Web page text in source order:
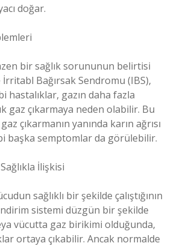
doğar.
bir sağlık sorununun belirtisi
Bağırsak Sendromu (IBS),
hastalıklar, gazın daha fazla
gaz çıkarmaya neden olabilir. Bu
çıkarmanın yanında karın ağrısı
başka semptomlar da görülebilir.
İlişkisi
sağlıklı bir şekilde çalıştığının
sistemi düzgün bir şekilde
vücutta gaz birikimi olduğunda,
ortaya çıkabilir. Ancak normalde